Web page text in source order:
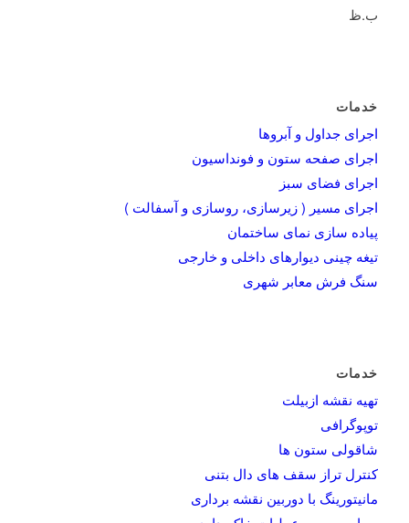
ب.ظ
خدمات
اجرای جداول و آبروها
اجرای صفحه ستون و فونداسیون
اجرای فضای سبز
اجرای مسیر ( زیرسازی، روسازی و آسفالت )
پیاده سازی نمای ساختمان
تیغه چینی دیوارهای داخلی و خارجی
سنگ فرش معابر شهری
خدمات
تهیه نقشه ازبیلت
توپوگرافی
شاقولی ستون ها
کنترل تراز سقف های دال بتنی
مانیتورینگ با دوربین نقشه برداری